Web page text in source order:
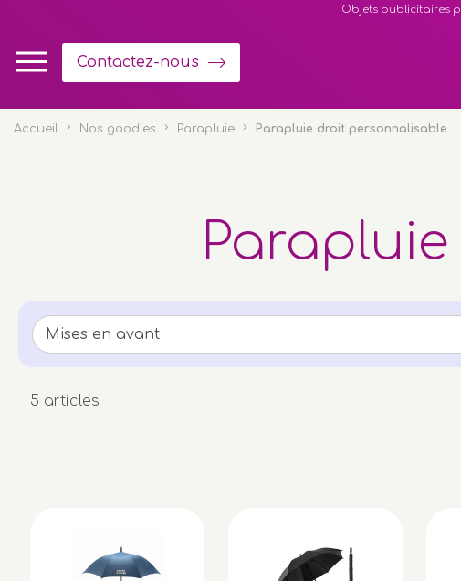
Objets publicitaires
Contactez-nous
Accueil Nos goodies Parapluie Parapluie droit personnalisable
5 articles